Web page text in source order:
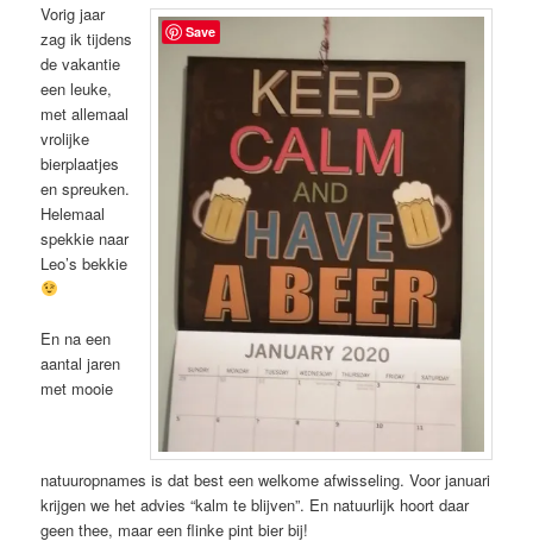
Vorig jaar
zag ik tijdens
de vakantie
een leuke,
met allemaal
vrolijke
bierplaatjes
en spreuken.
Helemaal
spekkie naar
Leo’s bekkie
En na een
aantal jaren
met mooie
natuuropnames is dat best een welkome afwisseling. Voor januari
krijgen we het advies “kalm te blijven”. En natuurlijk hoort daar
geen thee, maar een flinke pint bier bij!
Save